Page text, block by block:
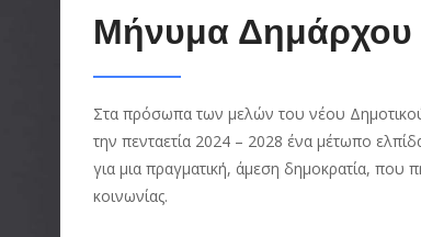
Μήνυμα Δημάρχου
Στα πρόσωπα των μελών του νέου
την πενταετία 2024 – 2028 ένα μέτωπο
για μια πραγματική, άμεση δημοκρατία, που
κοινωνίας.